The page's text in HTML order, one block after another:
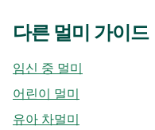
다른 멀미 가이드
임신 중 멀미
어린이 멀미
유아 차멀미